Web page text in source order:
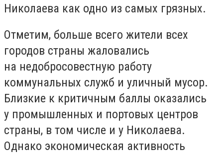
Николаева как одно из самых грязных.
Отметим, больше всего жители всех
городов страны жаловались
на недобросовестную работу
коммунальных служб и уличный мусор.
Близкие к критичным баллы оказались
у промышленных и портовых центров
страны, в том числе и у Николаева.
Однако экономическая активность